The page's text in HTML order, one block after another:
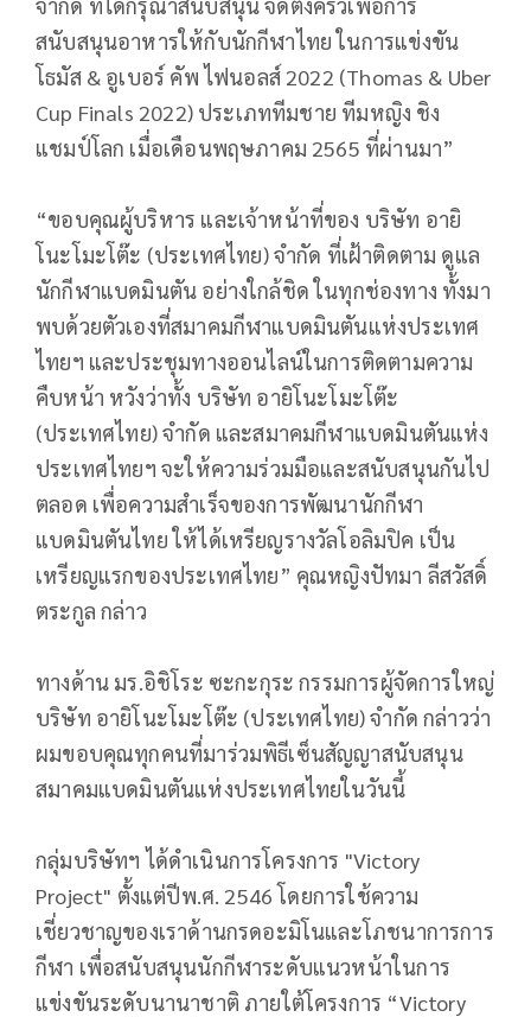
สนับสนุนอาหารให้กับนักกีฬาไทย ในการแข่งขัน
โธมัส & อูเบอร์ คัพ ไฟนอลส์ 2022 (Thomas & Uber
Cup Finals 2022) ประเภททีมชาย ทีมหญิง ชิง
แชมป์โลก เมื่อเดือนพฤษภาคม 2565 ที่ผ่านมา”
“ขอบคุณผู้บริหาร และเจ้าหน้าที่ของ บริษัท อายิ
โนะโมะโต๊ะ (ประเทศไทย) จำกัด ที่เฝ้าติดตาม ดูแล
นักกีฬาแบดมินตัน อย่างใกล้ชิด ในทุกช่องทาง ทั้งมา
พบด้วยตัวเองที่สมาคมกีฬาแบดมินตันแห่งประเทศ
ไทยฯ และประชุมทางออนไลน์ในการติดตามความ
คืบหน้า หวังว่าทั้ง บริษัท อายิโนะโมะโต๊ะ
(ประเทศไทย) จำกัด และสมาคมกีฬาแบดมินตันแห่ง
ประเทศไทยฯ จะให้ความร่วมมือและสนับสนุนกันไป
ตลอด เพื่อความสำเร็จของการพัฒนานักกีฬา
แบดมินตันไทย ให้ได้เหรียญรางวัลโอลิมปิค เป็น
เหรียญแรกของประเทศไทย” คุณหญิงปัทมา ลีสวัสดิ์
ตระกูล กล่าว
ทางด้าน มร.อิชิโระ ซะกะกุระ กรรมการผู้จัดการใหญ่
บริษัท อายิโนะโมะโต๊ะ (ประเทศไทย) จำกัด กล่าวว่า
ผมขอบคุณทุกคนที่มาร่วมพิธีเซ็นสัญญาสนับสนุน
สมาคมแบดมินตันแห่งประเทศไทยในวันนี้
กลุ่มบริษัทฯ ได้ดำเนินการโครงการ "Victory
Project" ตั้งแต่ปีพ.ศ. 2546 โดยการใช้ความ
เชี่ยวชาญของเราด้านกรดอะมิโนและโภชนาการการ
กีฬา เพื่อสนับสนุนนักกีฬาระดับแนวหน้าในการ
แข่งขันระดับนานาชาติ ภายใต้โครงการ “Victory